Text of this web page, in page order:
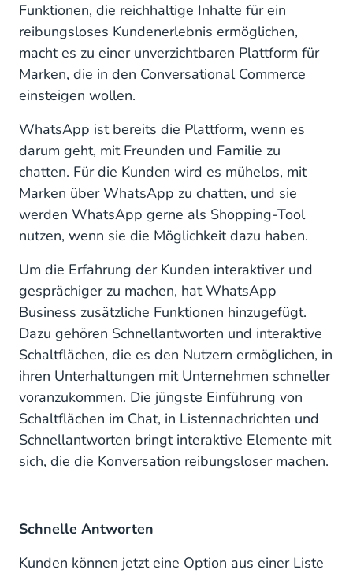
Funktionen, die reichhaltige Inhalte für ein
reibungsloses Kundenerlebnis ermöglichen,
macht es zu einer unverzichtbaren Plattform für
Marken, die in den Conversational Commerce
einsteigen wollen.
WhatsApp ist bereits die Plattform, wenn es
darum geht, mit Freunden und Familie zu
chatten. Für die Kunden wird es mühelos, mit
Marken über WhatsApp zu chatten, und sie
werden WhatsApp gerne als Shopping-Tool
nutzen, wenn sie die Möglichkeit dazu haben.
Um die Erfahrung der Kunden interaktiver und
gesprächiger zu machen, hat WhatsApp
Business zusätzliche Funktionen hinzugefügt.
Dazu gehören Schnellantworten und interaktive
Schaltflächen, die es den Nutzern ermöglichen, in
ihren Unterhaltungen mit Unternehmen schneller
voranzukommen. Die jüngste Einführung von
Schaltflächen im Chat, in Listennachrichten und
Schnellantworten bringt interaktive Elemente mit
sich, die die Konversation reibungsloser machen.
Schnelle Antworten
Kunden können jetzt eine Option aus einer Liste